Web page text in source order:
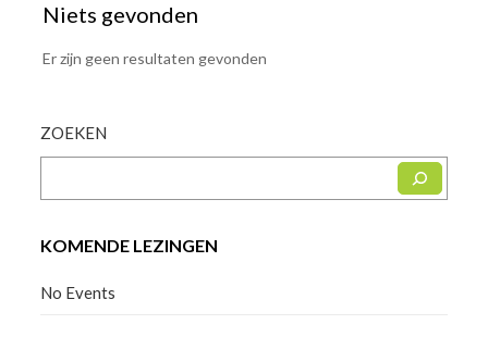
Niets gevonden
Er zijn geen resultaten gevonden
ZOEKEN
KOMENDE LEZINGEN
No Events